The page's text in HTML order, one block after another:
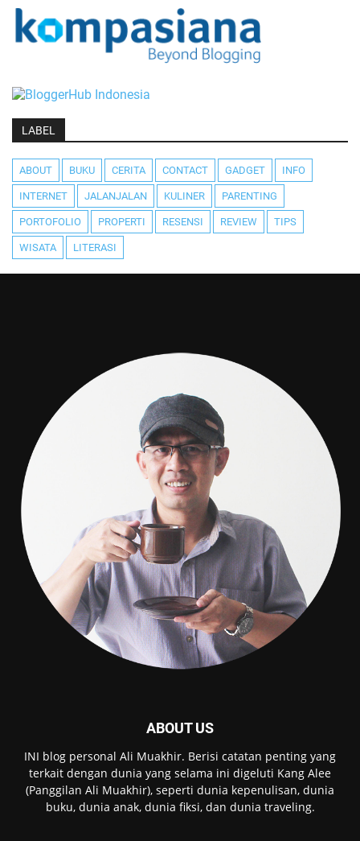
LABEL
ABOUT BUKU CERITA CONTACT GADGET INFO
INTERNET JALANJALAN KULINER PARENTING
PORTOFOLIO PROPERTI RESENSI REVIEW TIPS
WISATA LITERASI
ABOUT US
INI blog personal Ali Muakhir. Berisi catatan penting yang
terkait dengan dunia yang selama ini digeluti Kang Alee
(Panggilan Ali Muakhir), seperti dunia kepenulisan, dunia
buku, dunia anak, dunia fiksi, dan dunia traveling.